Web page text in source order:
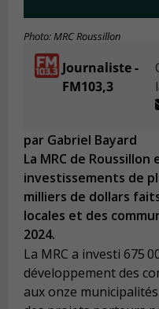
Photo: MRC Roussillon
Journaliste -
FM103,3
par Gabriel Bayard
La MRC de
investissements de
milliers de dollars
locales et des
2024.
La MRC a investi 675
développement des
aux onze